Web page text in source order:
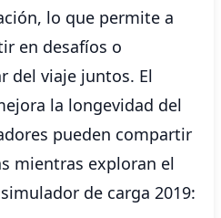
lo que permite a
en desafíos o
del viaje juntos. El
la longevidad del
pueden compartir
mientras exploran el
de carga 2019: